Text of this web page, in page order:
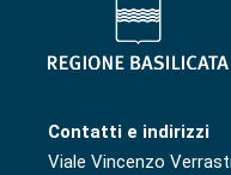
Contatti e indirizzi
Viale Vincenzo